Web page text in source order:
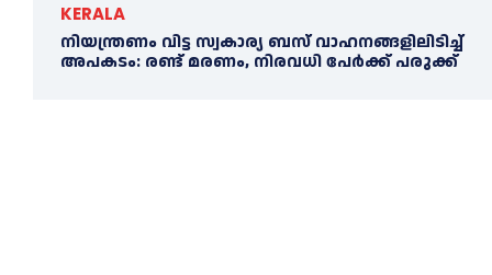
KERALA
നിയന്ത്രണം വിട്ട സ്വകാര്യ ബസ് വാഹനങ്ങളിലിടിച്ച്‌
അപകടം: രണ്ട് മരണം, നിരവധി പേർക്ക് പരുക്ക്